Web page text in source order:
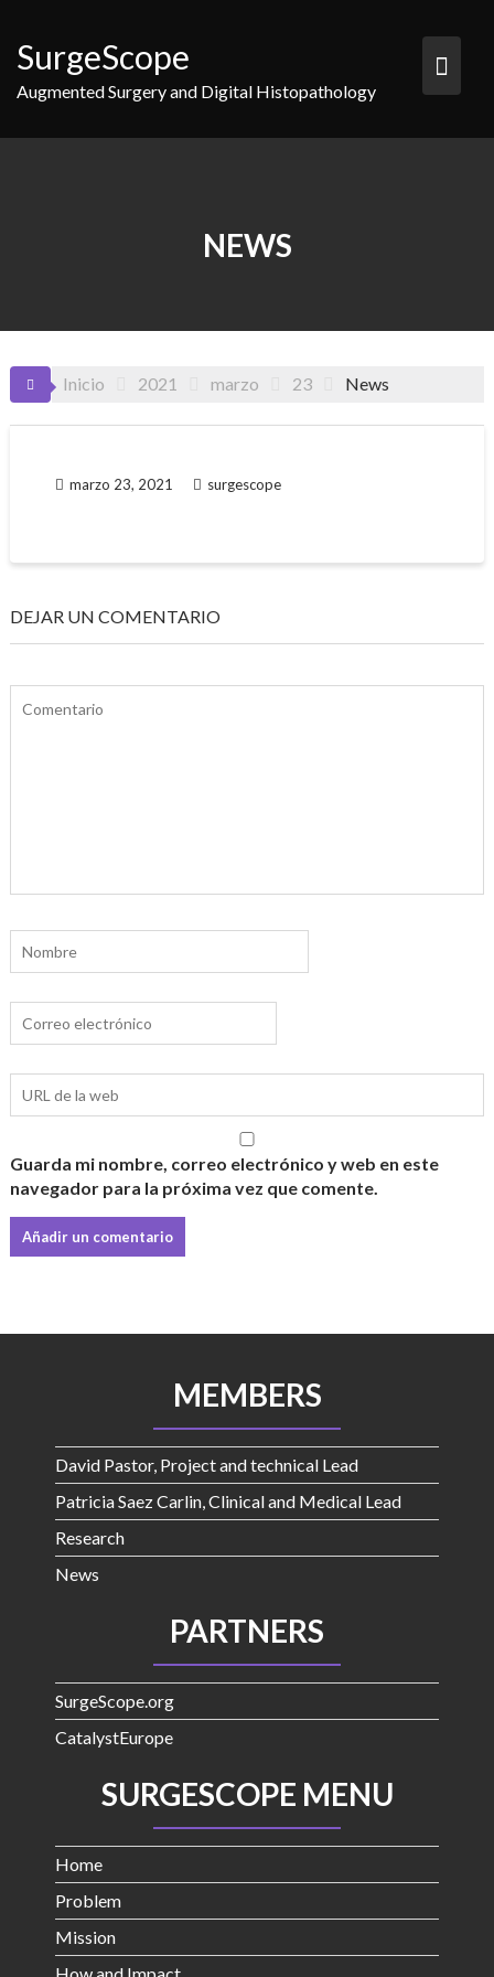
contenido
SurgeScope
Augmented Surgery and Digital Histopathology
NEWS
Inicio 2021 marzo 23 News
marzo 23, 2021 surgescope
DEJAR UN COMENTARIO
Guarda mi nombre, correo electrónico y web en este
navegador para la próxima vez que comente.
MEMBERS
David Pastor, Project and technical Lead
Patricia Saez Carlin, Clinical and Medical Lead
Research
News
PARTNERS
SurgeScope.org
CatalystEurope
SURGESCOPE MENU
Home
Problem
Mission